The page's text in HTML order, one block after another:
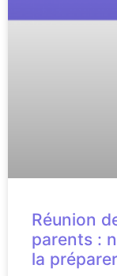
Réunion
parents :
la